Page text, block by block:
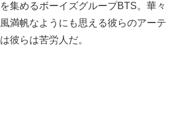
集めるボーイズグループBTS。華々
満帆なようにも思える彼らのアーテ
彼らは苦労人だ。